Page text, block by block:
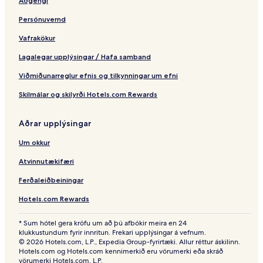
l
Persónuvernd
Vafrakökur
Lagalegar upplýsingar / Hafa samband
Viðmiðunarreglur efnis og tilkynningar um efni
Skilmálar og skilyrði Hotels.com Rewards
Aðrar upplýsingar
Um okkur
Atvinnutækifæri
Ferðaleiðbeiningar
Hotels.com Rewards
* Sum hótel gera kröfu um að þú afbókir meira en 24
klukkustundum fyrir innritun. Frekari upplýsingar á vefnum.
© 2026 Hotels.com, L.P., Expedia Group-fyrirtæki. Allur réttur áskilinn.
Hotels.com og Hotels.com kennimerkið eru vörumerki eða skráð
vörumerki Hotels.com, L.P.